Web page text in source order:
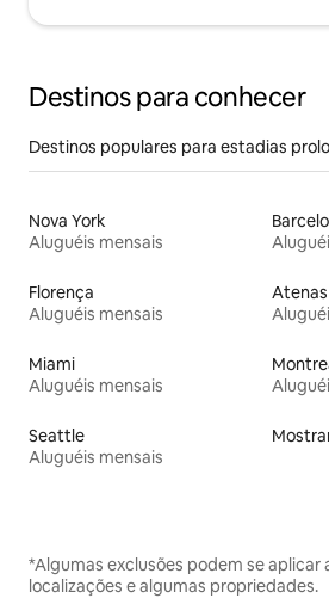
Destinos para conhecer
Destinos populares para estadias
Nova York
Aluguéis mensais
Florença
Aluguéis mensais
Atenas
Miami
Aluguéis mensais
Seattle
Aluguéis mensais
*Algumas exclusões podem se aplicar
localizações e algumas propriedades.